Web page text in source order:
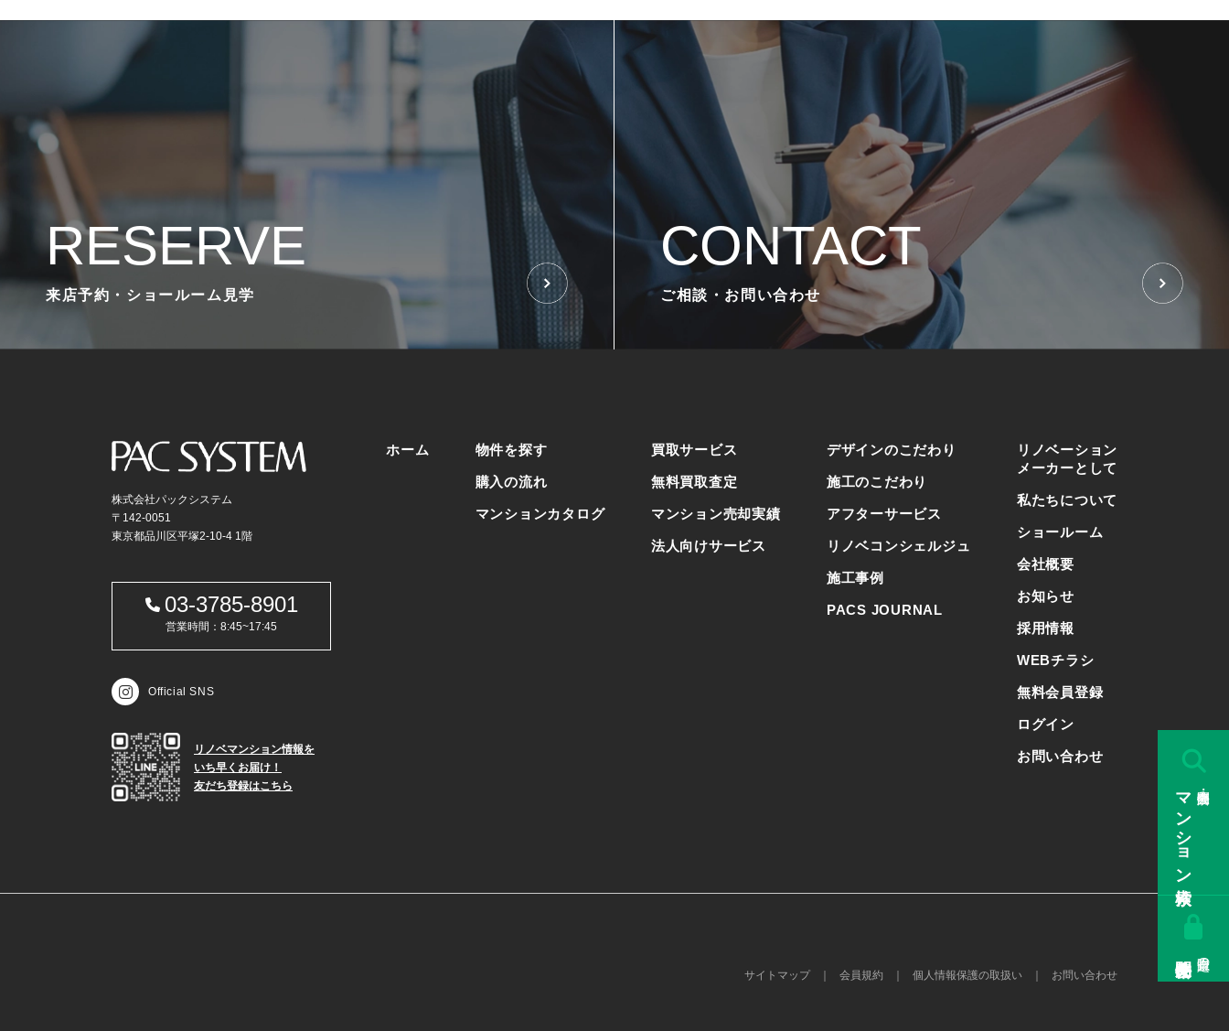
マンション検索 販売中・公開済み
会員限定の
RESERVE
来店予約・ショールーム見学
CONTACT
ご相談・お問い合わせ
株式会社パックシステム
〒142-0051
東京都品川区平塚2-10-4 1階
03-3785-8901
営業時間：8:45~17:45
Official SNS
リノベマンション情報を
いち早くお届け！
友だち登録はこちら
ホーム 物件を探す
購入の流れ
マンションカタログ
買取サービス
無料買取査定
マンション売却実績
法人向けサービス
デザインのこだわり
施工のこだわり
アフターサービス
リノベコンシェルジュ
施工事例
PACS JOURNAL
リノベーション
メーカーとして
私たちについて
ショールーム
会社概要
お知らせ
採用情報
WEBチラシ
無料会員登録
ログイン
お問い合わせ
サイトマップ 会員規約 個人情報保護の取扱い お問い合わせ